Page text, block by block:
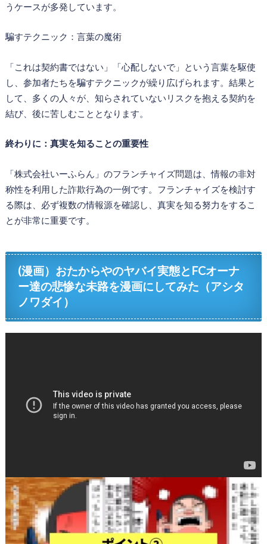
うケースが多発しています。
騙すテクニック：言葉の魔術
「これは契約書ではない」「心配しないで」という言葉を駆使
し、参加者たちを騙すテクニックが繰り広げられます。結果と
して、多くの人々が、知らされていないリスクを抱える契約を
結び、後に苦しむこととなります。
終わりに：真実を知ることの重要性
「株式会社いーふらん」のフランチャイズ問題は、情報の非対
称性を利用した詐欺行為の一例です。フランチャイズを検討す
る際は、必ず複数の情報源を確認し、真実を知る努力をするこ
とが非常に重要です。
(漫画）おたからやのヤバイ実態とFCオーナ
ー達の悲惨な未路を漫画にしてみた（アシタ
ノワダイ）